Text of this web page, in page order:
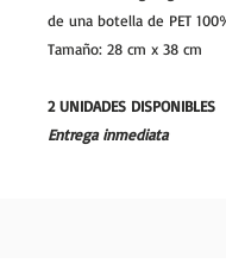
de una botella de PET
Tamaño: 28 cm x 38 cm
2 UNIDADES DISPONIBLES
Entrega inmediata